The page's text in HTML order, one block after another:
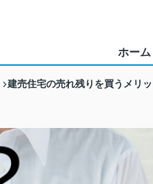
ホーム
建売住宅の売れ残りを買うメリ